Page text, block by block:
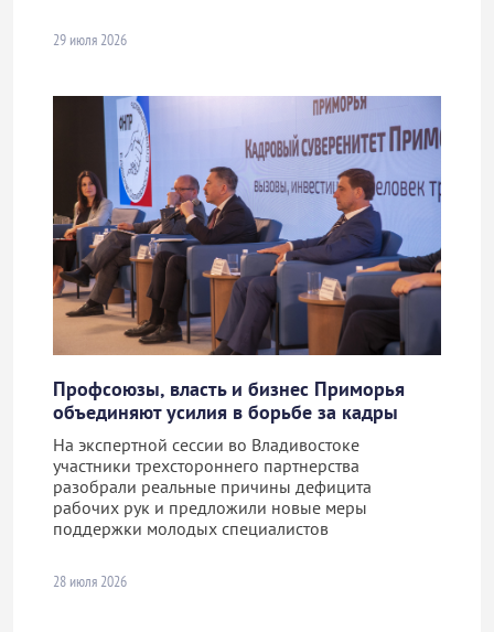
29 июля 2026
Профсоюзы, власть и бизнес Приморья
объединяют усилия в борьбе за кадры
На экспертной сессии во Владивостоке
участники трехстороннего партнерства
разобрали реальные причины дефицита
рабочих рук и предложили новые меры
поддержки молодых специалистов
28 июля 2026